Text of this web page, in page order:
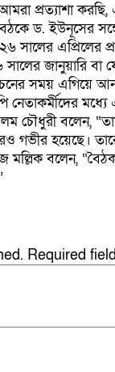
প্রত্যাশা
ড. ইউনূসের
এপ্রিলের
জানুয়ারি
সময় এগিয়ে
নেতাকর্মীদের
আলম চৌধুরী
হয়েছে।
মল্লিক বলেন,
Required